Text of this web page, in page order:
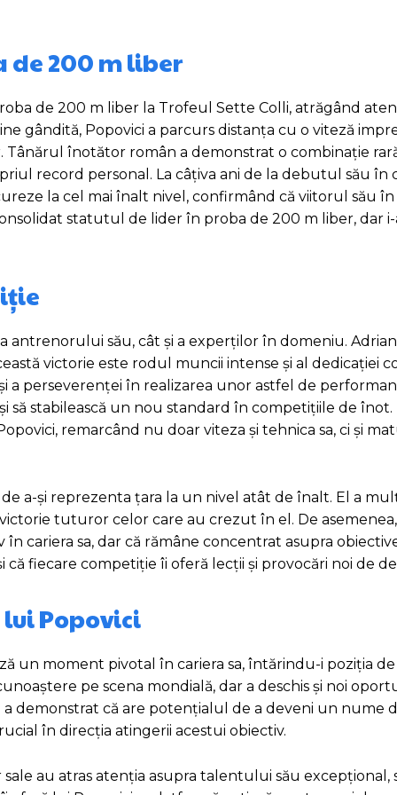
de 200 m liber
de 200 m liber la Trofeul Sette Colli, atrăgând
gândită, Popovici a parcurs distanța cu o viteză
înotător român a demonstrat o combinație
record personal. La câțiva ani de la debutul său în
la cel mai înalt nivel, confirmând că viitorul său
statutul de lider în proba de 200 m liber, dar
său, cât și a experților în domeniu.
victorie este rodul muncii intense și al dedicației
perseverenței în realizarea unor astfel de
să stabilească un nou standard în competițiile de înot.
remarcând nu doar viteza și tehnica sa, ci și
a-și reprezenta țara la un nivel atât de înalt. El a
tuturor celor care au crezut în el. De
cariera sa, dar că rămâne concentrat asupra
fiecare competiție îi oferă lecții și provocări noi de
Popovici
un moment pivotal în cariera sa, întărindu-i poziția
pe scena mondială, dar a deschis și noi
demonstrat că are potențialul de a deveni un nume
în direcția atingerii acestui obiectiv.
au atras atenția asupra talentului său excepțional,